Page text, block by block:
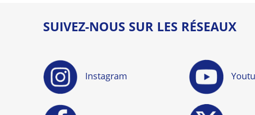
SUIVEZ-NOUS SUR LES RÉSEAUX
Instagram